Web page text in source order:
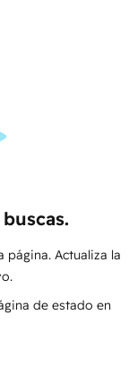
página. Actualiza la
de estado en